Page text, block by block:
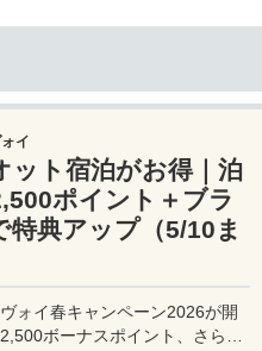
イ
ット宿泊がお得｜泊
ポイント＋ブラ
特典アップ（5/10ま
ォイ春キャンペーン2026が開
ボーナスポイント、さらに